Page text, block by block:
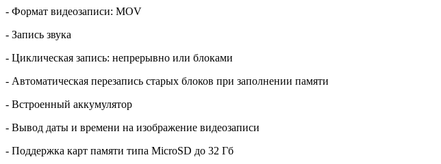
- Формат видеозаписи: MOV
- Запись звука
- Циклическая запись: непрерывно или блоками
- Автоматическая перезапись старых блоков при заполнении памяти
- Встроенный аккумулятор
- Вывод даты и времени на изображение видеозаписи
- Поддержка карт памяти типа MicroSD до 32 Гб